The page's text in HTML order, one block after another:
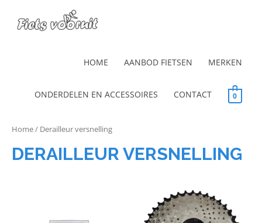
HOME AANBOD FIETSEN MERKEN
ONDERDELEN EN ACCESSOIRES CONTACT 0
Home/ Derailleur versnelling
DERAILLEUR VERSNELLING